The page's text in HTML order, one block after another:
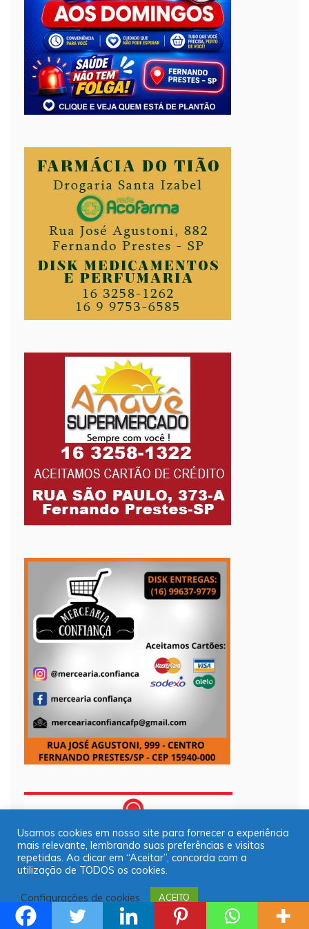
Usamos cookies em nosso site para fornecer a experiência
mais relevante, lembrando suas preferências e visitas
repetidas. Ao clicar em “Aceitar”, concorda com a
utilização de TODOS os cookies.
Configurações de cookies ACEITO